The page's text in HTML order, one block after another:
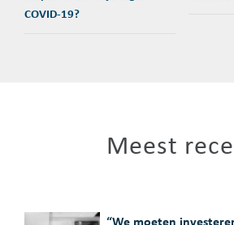
COVID-19?
Meest
“We moeten